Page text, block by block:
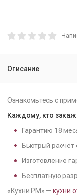
Описание
Ознакомьтесь с
Каждому, кто
Гарантию 18
Быстрый расчёт
Изготовление
Бесплатную
«Кухни РМ» — кухни